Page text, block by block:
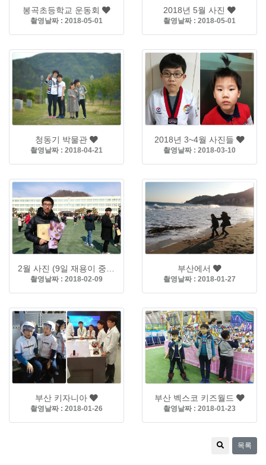
봉곡초등학교 운동회
촬영날짜 : 2018-05-01
2018년 5월 사진
촬영날짜 : 2018-05-01
청동기 박물관
촬영날짜 : 2018-04-21
2018년 3~4월 사진들
촬영날짜 : 2018-03-10
2월 사진 (9일 재용이 중학교 졸업식)
촬영날짜 : 2018-02-09
부산에서
촬영날짜 : 2018-01-27
부산 키자니아
촬영날짜 : 2018-01-26
부산 벡스코 키즈월드
촬영날짜 : 2018-01-23
목록